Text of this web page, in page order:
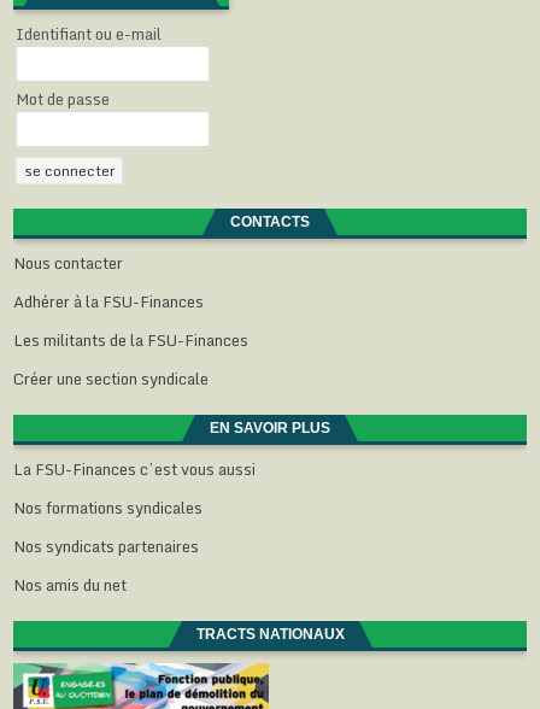
Identifiant ou e-mail
Mot de passe
CONTACTS
Nous contacter
Adhérer à la FSU-Finances
Les militants de la FSU-Finances
Créer une section syndicale
EN SAVOIR PLUS
La FSU-Finances c’est vous aussi
Nos formations syndicales
Nos syndicats partenaires
Nos amis du net
TRACTS NATIONAUX